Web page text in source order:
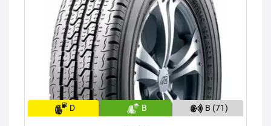
D B B (71)